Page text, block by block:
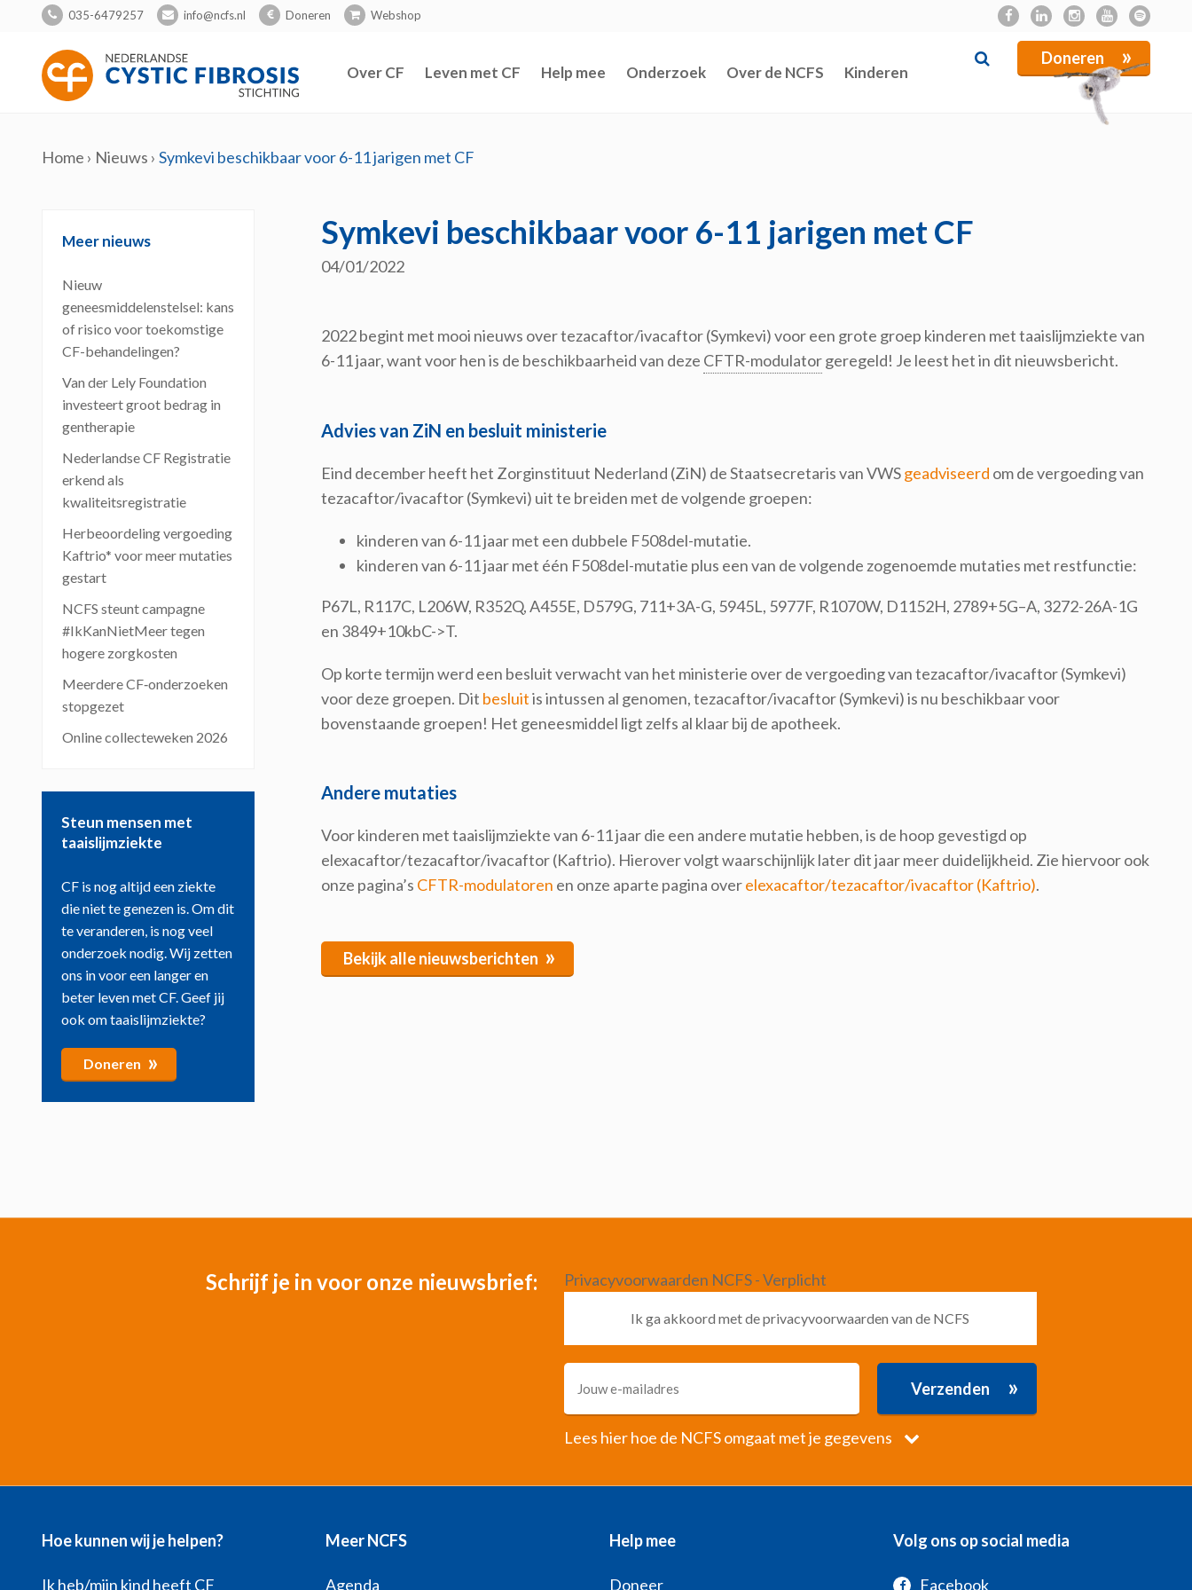
035-6479257 info@ncfs.nl Doneren Webshop
Doneren »
Over CF Leven met CF Help mee Onderzoek Over de NCFS Kinderen
Home › Nieuws › Symkevi beschikbaar voor 6-11 jarigen met CF
Symkevi beschikbaar voor 6-11 jarigen met CF
04/01/2022
2022 begint met mooi nieuws over tezacaftor/ivacaftor (Symkevi) voor een grote groep kinderen met taaislijmziekte van
6-11 jaar, want voor hen is de beschikbaarheid van deze CFTR-modulatorgeregeld! Je leest het in dit nieuwsbericht.
Advies van ZiN en besluit ministerie
Eind december heeft het Zorginstituut Nederland (ZiN) de Staatsecretaris van VWSgeadviseerd om de vergoeding van
tezacaftor/ivacaftor (Symkevi) uit te breiden met de volgende groepen:
kinderen van 6-11 jaar met een dubbele F508del-mutatie.
kinderen van 6-11 jaar met één F508del-mutatie plus een van de volgende zogenoemde mutaties met restfunctie:
P67L, R117C, L206W, R352Q, A455E, D579G, 711+3A-G, 5945L, 5977F, R1070W, D1152H, 2789+5G–A, 3272-26A-1G
en 3849+10kbC->T.
Op korte termijn werd een besluit verwacht van het ministerie over de vergoeding van tezacaftor/ivacaftor (Symkevi)
voor deze groepen. Dit besluitis intussen al genomen, tezacaftor/ivacaftor (Symkevi) is nu beschikbaar voor
bovenstaande groepen! Het geneesmiddel ligt zelfs al klaar bij de apotheek.
Andere mutaties
Voor kinderen met taaislijmziekte van 6-11 jaar die een andere mutatie hebben, is de hoop gevestigd op
elexacaftor/tezacaftor/ivacaftor (Kaftrio). Hierover volgt waarschijnlijk later dit jaar meer duidelijkheid. Zie hiervoor ook
onze pagina’s CFTR-modulatoren en onze aparte pagina overelexacaftor/tezacaftor/ivacaftor (Kaftrio).
Bekijk alle nieuwsberichten »
Meer nieuws
Nieuw
geneesmiddelenstelsel: kans
of risico voor toekomstige
CF-behandelingen?
Van der Lely Foundation
investeert groot bedrag in
gentherapie
Nederlandse CF Registratie
erkend als
kwaliteitsregistratie
Herbeoordeling vergoeding
Kaftrio* voor meer mutaties
gestart
NCFS steunt campagne
#IkKanNietMeer tegen
hogere zorgkosten
Meerdere CF‑onderzoeken
stopgezet
Online collecteweken 2026
Steun mensen met
taaislijmziekte
CF is nog altijd een ziekte
die niet te genezen is. Om dit
te veranderen, is nog veel
onderzoek nodig. Wij zetten
ons in voor een langer en
beter leven met CF. Geef jij
ook om taaislijmziekte?
Doneren »
Schrijf je in voor onze nieuwsbrief: Privacyvoorwaarden NCFS - Verplicht
Ik ga akkoord met de privacyvoorwaarden van de NCFS
Verzenden »
Lees hier hoe de NCFS omgaat met je gegevens
Hoe kunnen wij je helpen?
Ik heb/mijn kind heeft CF
Meer NCFS
Agenda
Help mee
Doneer
Volg ons op social media
Facebook